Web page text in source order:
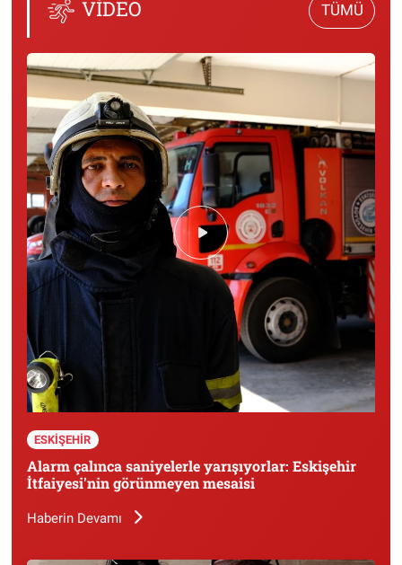
VİDEO TÜMÜ
ESKİŞEHİR
Alarm çalınca saniyelerle yarışıyorlar: Eskişehir
İtfaiyesi'nin görünmeyen mesaisi
Haberin Devamı